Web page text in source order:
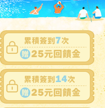
得標填寫委託單